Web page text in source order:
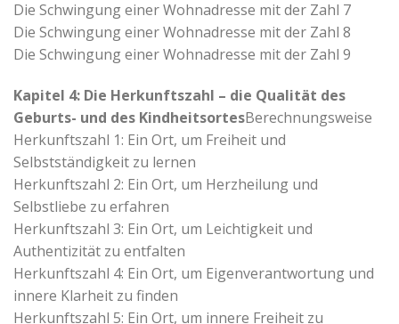
Die Schwingung einer Wohnadresse mit der Zahl 7
Die Schwingung einer Wohnadresse mit der Zahl 8
Die Schwingung einer Wohnadresse mit der Zahl 9
Kapitel 4: Die Herkunftszahl – die Qualität des
Geburts- und des KindheitsortesBerechnungsweise
Herkunftszahl 1: Ein Ort, um Freiheit und
Selbstständigkeit zu lernen
Herkunftszahl 2: Ein Ort, um Herzheilung und
Selbstliebe zu erfahren
Herkunftszahl 3: Ein Ort, um Leichtigkeit und
Authentizität zu entfalten
Herkunftszahl 4: Ein Ort, um Eigenverantwortung und
innere Klarheit zu finden
Herkunftszahl 5: Ein Ort, um innere Freiheit zu